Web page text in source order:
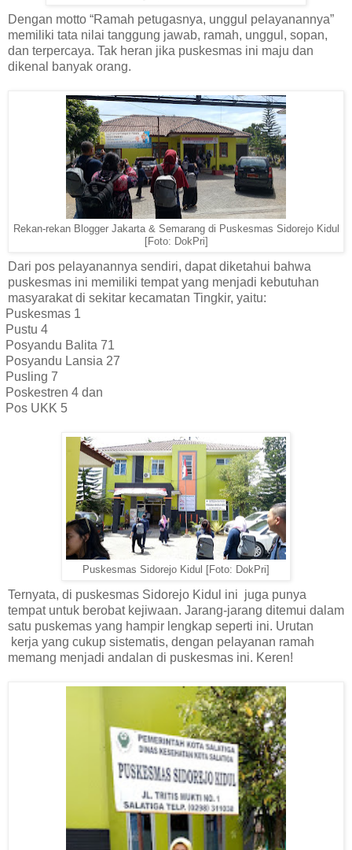
Dengan motto “Ramah petugasnya, unggul pelayanannya”
memiliki tata nilai tanggung jawab, ramah, unggul, sopan,
dan terpercaya. Tak heran jika puskesmas ini maju dan
dikenal banyak orang.
Rekan-rekan Blogger Jakarta & Semarang di Puskesmas Sidorejo Kidul
[Foto: DokPri]
Dari pos pelayanannya sendiri, dapat diketahui bahwa
puskesmas ini memiliki tempat yang menjadi kebutuhan
masyarakat di sekitar kecamatan Tingkir, yaitu:
Puskesmas 1
Pustu 4
Posyandu Balita 71
Posyandu Lansia 27
Pusling 7
Poskestren 4 dan
Pos UKK 5
Puskesmas Sidorejo Kidul [Foto: DokPri]
Ternyata, di puskesmas Sidorejo Kidul ini juga punya
tempat untuk berobat kejiwaan. Jarang-jarang ditemui dalam
satu puskemas yang hampir lengkap seperti ini. Urutan
kerja yang cukup sistematis, dengan pelayanan ramah
memang menjadi andalan di puskesmas ini. Keren!